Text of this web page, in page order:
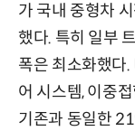
가 국내 중형차
했다. 특히 일부
폭은 최소화했다.
어 시스템, 이중
기존과 동일한